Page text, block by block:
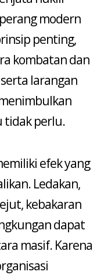
modern
penting,
kombatan dan
larangan
tidak perlu.
efek yang
Ledakan,
kebakaran
dapat
masif. Karena